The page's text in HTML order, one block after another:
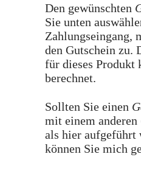
Den gewünschten
Sie unten
Zahlungseingang,
den Gutschein zu.
für dieses Produkt
berechnet.
Sollten Sie einen
mit einem anderen
als hier aufgeführt
können Sie mich